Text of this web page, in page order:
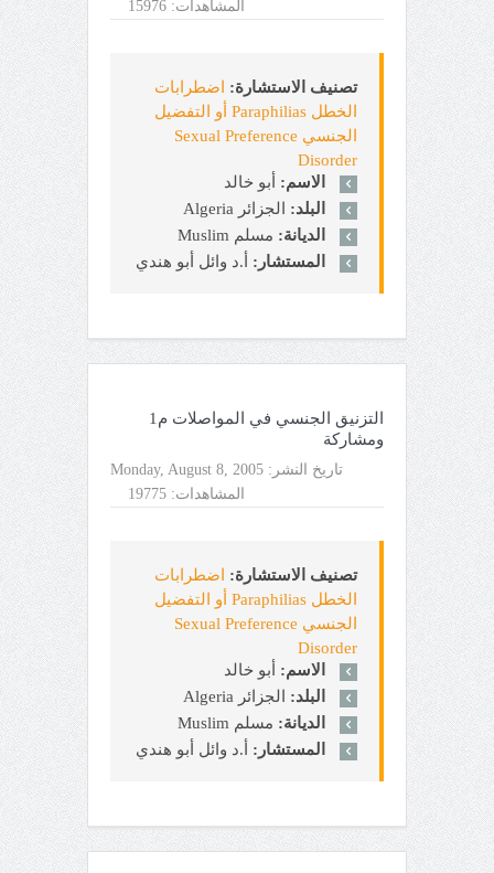
المشاهدات: 15976
تصنيف الاستشارة: اضطرابات
الخطل Paraphilias أو التفضيل
الجنسي Sexual Preference
Disorder
الاسم: أبو خالد
البلد: الجزائر Algeria
الديانة: مسلم Muslim
المستشار: أ.د وائل أبو هندي
التزنيق الجنسي في المواصلات م1
ومشاركة
تاريخ النشر: Monday, August 8, 2005
المشاهدات: 19775
تصنيف الاستشارة: اضطرابات
الخطل Paraphilias أو التفضيل
الجنسي Sexual Preference
Disorder
الاسم: أبو خالد
البلد: الجزائر Algeria
الديانة: مسلم Muslim
المستشار: أ.د وائل أبو هندي